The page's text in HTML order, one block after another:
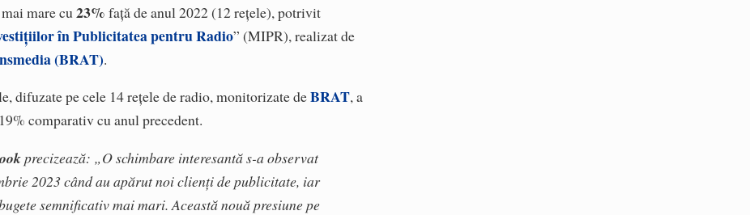
mare cu23% față de anul 2022 (12 rețele), potrivit
în Publicitatea pentru Radio” (MIPR), realizat de
(BRAT).
difuzate pe cele 14 rețele de radio, monitorizate deBRAT, a
comparativ cu anul precedent.
precizează: „O schimbare interesantă s-a observat
2023 când au apărut noi clienți de publicitate, iar
semnificativ mai mari. Această nouă presiune pe